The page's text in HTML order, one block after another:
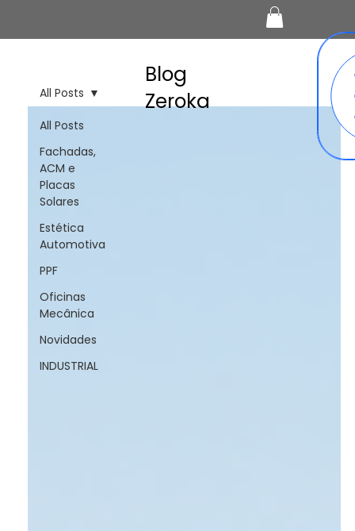
All Posts
Fachadas,
ACM e
Placas
Solares
Estética
Automotiva
PPF
Oficinas
Mecânica
Novidades
INDUSTRIAL
All Posts
Blog
Zeroka